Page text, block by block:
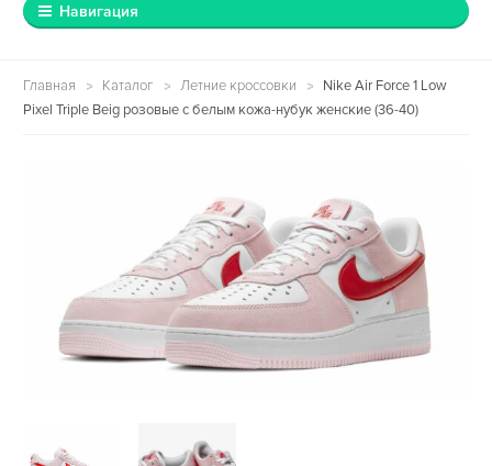
Навигация
Главная Каталог Летние кроссовки
Nike Air Force 1 Low
Pixel Triple Beig розовые с белым кожа-нубук женские (36-40)